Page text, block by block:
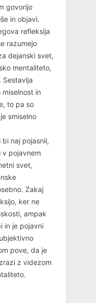
govorijo
in objavi.
refleksija
razumejo
dejanski svet,
mentaliteto,
Sestavlja
in
to pa so
smiselno
naj pojasnil,
v pojavnem
svet,
Zakaj
ker ne
ampak
in je pojavni
pove, da je
z videzom